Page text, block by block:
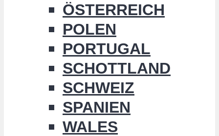
ÖSTERREICH
POLEN
PORTUGAL
SCHOTTLAND
SCHWEIZ
SPANIEN
WALES